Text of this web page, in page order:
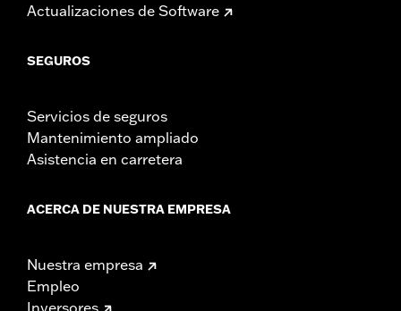
Actualizaciones de Software
SEGUROS
Servicios de seguros
Mantenimiento ampliado
Asistencia en carretera
ACERCA DE NUESTRA EMPRESA
Nuestra empresa
Empleo
Inversores